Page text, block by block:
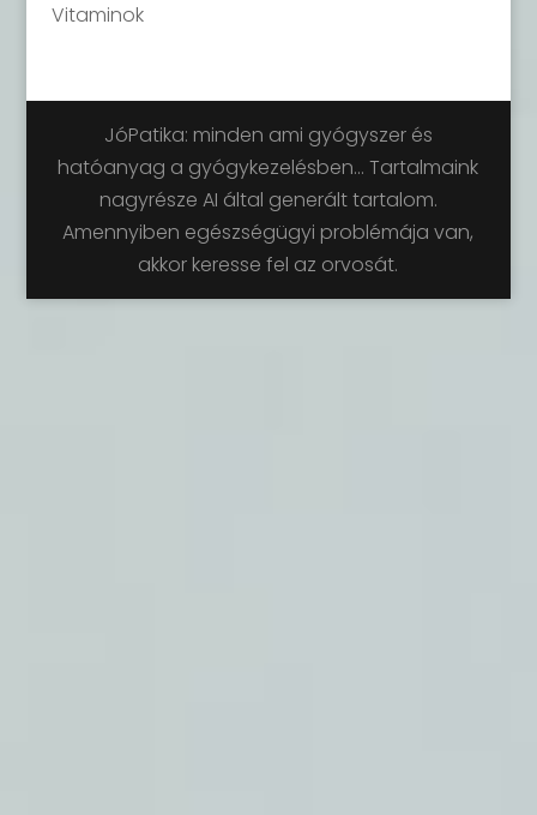
Vitaminok
JóPatika: minden ami gyógyszer és
hatóanyag a gyógykezelésben... Tartalmaink
nagyrésze AI által generált tartalom.
Amennyiben egészségügyi problémája van,
akkor keresse fel az orvosát.